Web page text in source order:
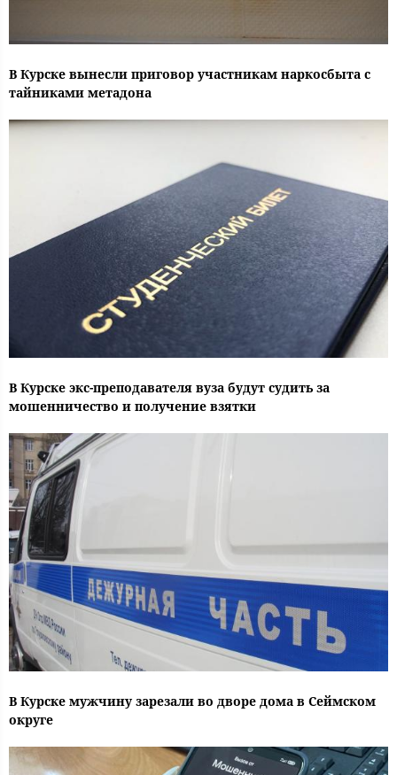
В Курске вынесли приговор участникам наркосбыта с
тайниками метадона
В Курске экс-преподавателя вуза будут судить за
мошенничество и получение взятки
В Курске мужчину зарезали во дворе дома в Сеймском
округе